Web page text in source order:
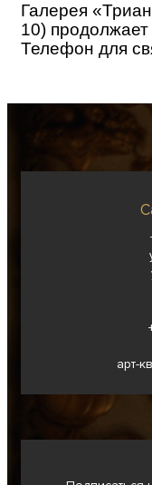
Галерея
10)
Телефон для
арт-